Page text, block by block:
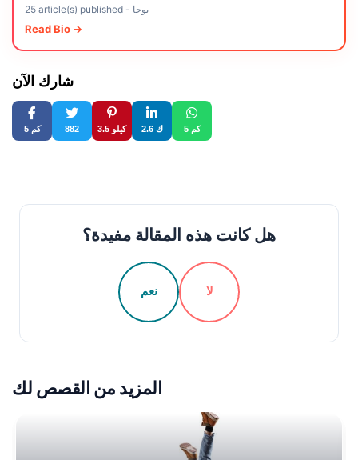
25 article(s) published- يوجا
Read Bio →
شارك الآن
5 كم 882 3.5 كيلو 2.6 ك 5 كم
هل كانت هذه المقالة مفيدة؟
نعم لا
المزيد من القصص لك